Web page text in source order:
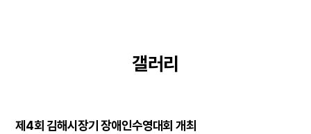
갤러리
제4회 김해시장기 장애인수영대회 개최